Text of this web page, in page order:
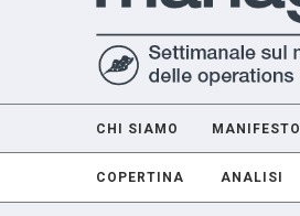
CHI SIAMO MANIFESTO
COPERTINA ANALISI